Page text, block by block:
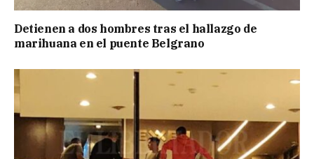
Detienen a dos hombres tras el hallazgo de
marihuana en el puente Belgrano